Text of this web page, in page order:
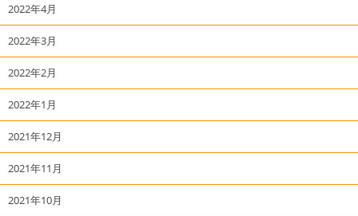
2022年4月
2022年3月
2022年2月
2022年1月
2021年12月
2021年11月
2021年10月